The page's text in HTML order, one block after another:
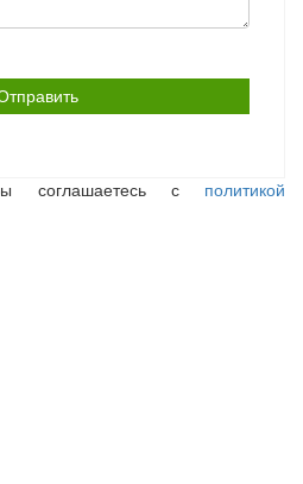
соглашаетесь с политикой